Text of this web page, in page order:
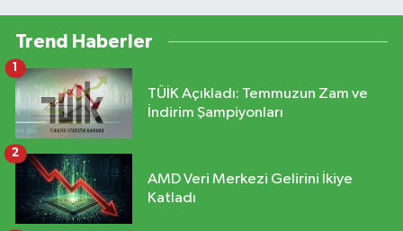
Trend Haberler
TÜİK Açıkladı: Temmuzun Zam ve
İndirim Şampiyonları
1
AMD Veri Merkezi Gelirini İkiye
Katladı
2